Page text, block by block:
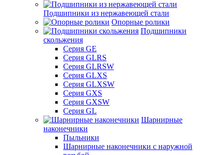
Подшипники из нержавеющей стали
Опорные ролики
Подшипники
скольжения
Серия GE
Серия GLRS
Серия GLRSW
Серия GLXS
Серия GLXSW
Серия GXS
Серия GXSW
Серия GL
Шарнирные
наконечники
Пыльники
Шарнирные наконечники с наружной